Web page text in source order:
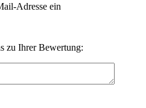
Adresse ein
zu Ihrer Bewertung: